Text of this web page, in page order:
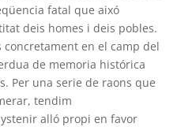
fatal que aixó
deis homes i deis pobles.
concretament en el camp del
de memoria histórica
Per una serie de raons que
tendim
alló propi en favor